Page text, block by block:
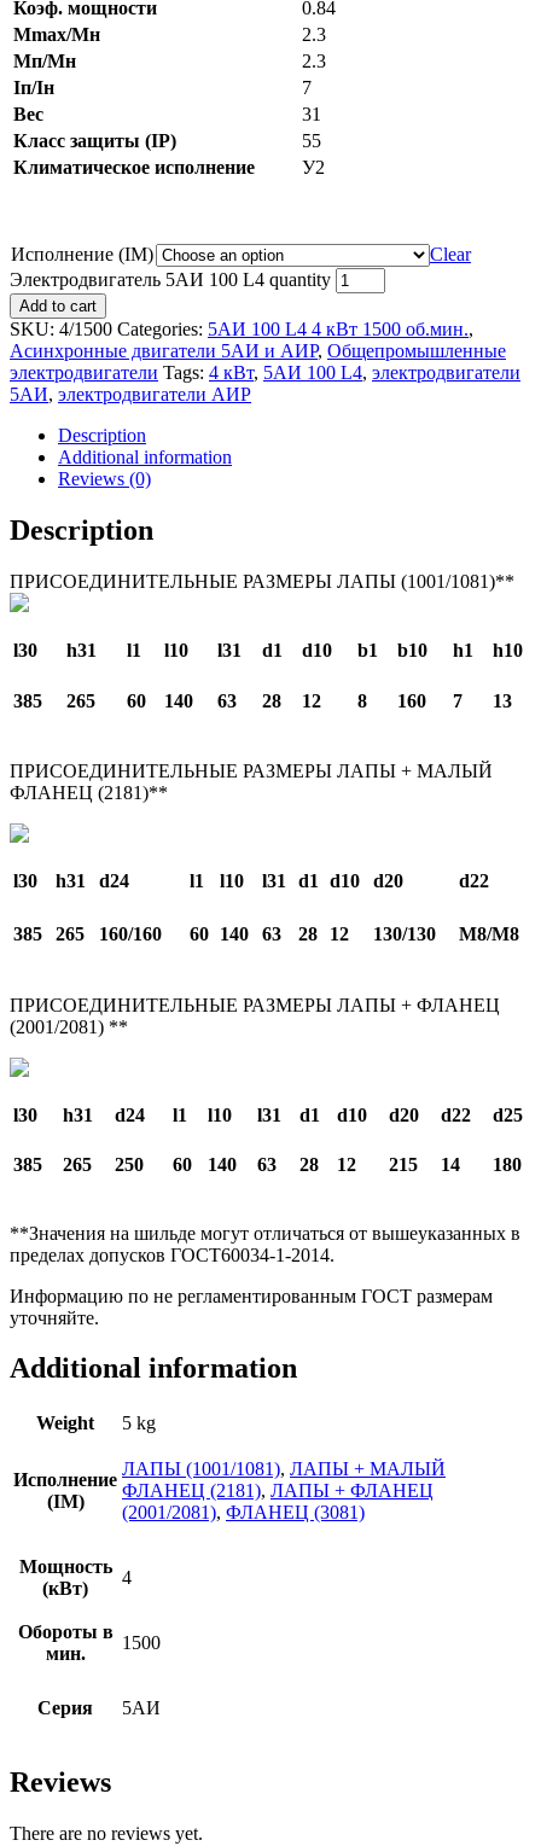
Коэф. мощности
0.84
Mmax/Mн
2.3
Мп/Мн
2.3
Iп/Iн
7
Вес
31
Класс защиты (IP)
55
Климатическое исполнение
У2
Исполнение (IM)
Clear
Электродвигатель 5АИ 100 L4 quantity
Add to cart
SKU: 4/1500 Categories: 5АИ 100 L4 4 кВт 1500 об.мин.,
Асинхронные двигатели 5АИ и АИР, Общепромышленные
электродвигатели Tags: 4 кВт, 5АИ 100 L4, электродвигатели
5АИ, электродвигатели АИР
Description
Additional information
Reviews (0)
Description
ПРИСОЕДИНИТЕЛЬНЫЕ РАЗМЕРЫ ЛАПЫ (1001/1081)**
l30 h31 l1 l10 l31 d1 d10 b1 b10 h1 h10
385 265 60 140 63 28 12 8 160 7 13
ПРИСОЕДИНИТЕЛЬНЫЕ РАЗМЕРЫ ЛАПЫ + МАЛЫЙ
ФЛАНЕЦ (2181)**
l30 h31 d24 l1 l10 l31 d1 d10 d20 d22
385 265 160/160 60 140 63 28 12 130/130 M8/М8
ПРИСОЕДИНИТЕЛЬНЫЕ РАЗМЕРЫ ЛАПЫ + ФЛАНЕЦ
(2001/2081) **
l30 h31 d24 l1 l10 l31 d1 d10 d20 d22 d25
385 265 250 60 140 63 28 12 215 14 180
**Значения на шильде могут отличаться от вышеуказанных в
пределах допусков ГОСТ60034-1-2014.
Информацию по не регламентированным ГОСТ размерам
уточняйте.
Additional information
Weight 5 kg
Исполнение
(IM)
ЛАПЫ (1001/1081), ЛАПЫ + МАЛЫЙ
ФЛАНЕЦ (2181), ЛАПЫ + ФЛАНЕЦ
(2001/2081), ФЛАНЕЦ (3081)
Мощность
(кВт)
4
Обороты в
мин.
1500
Серия 5АИ
Reviews
There are no reviews yet.